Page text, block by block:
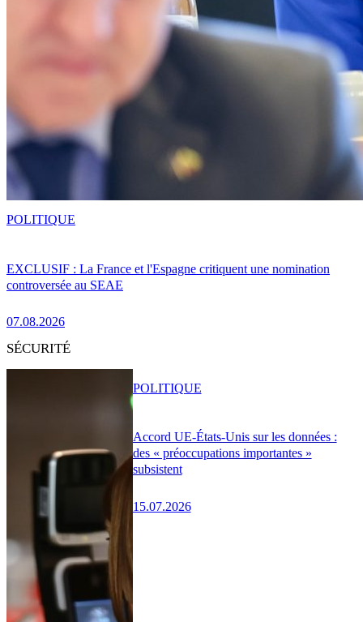
EXCLUSIF : La France et l'Espagne critiquent une nomination
controversée au SEAE
07.08.2026
POLITIQUE
SÉCURITÉ
Accord UE-États-Unis sur les données :
des « préoccupations importantes »
subsistent
15.07.2026
POLITIQUE